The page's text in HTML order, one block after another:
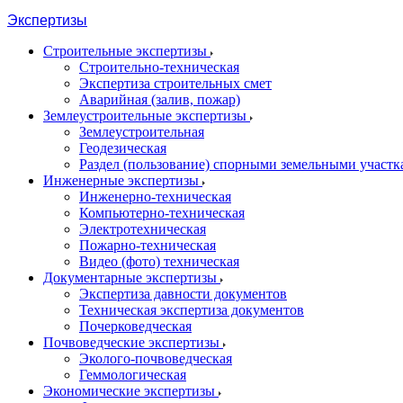
Экспертизы
Строительные экспертизы
Строительно-техническая
Экспертиза строительных смет
Аварийная (залив, пожар)
Землеустроительные экспертизы
Землеустроительная
Геодезическая
Раздел (пользование) спорными земельными
Инженерные экспертизы
Инженерно-техническая
Компьютерно-техническая
Электротехническая
Пожарно-техническая
Видео (фото) техническая
Документарные экспертизы
Экспертиза давности документов
Техническая экспертиза документов
Почерковедческая
Почвоведческие экспертизы
Эколого-почвоведческая
Геммологическая
Экономические экспертизы